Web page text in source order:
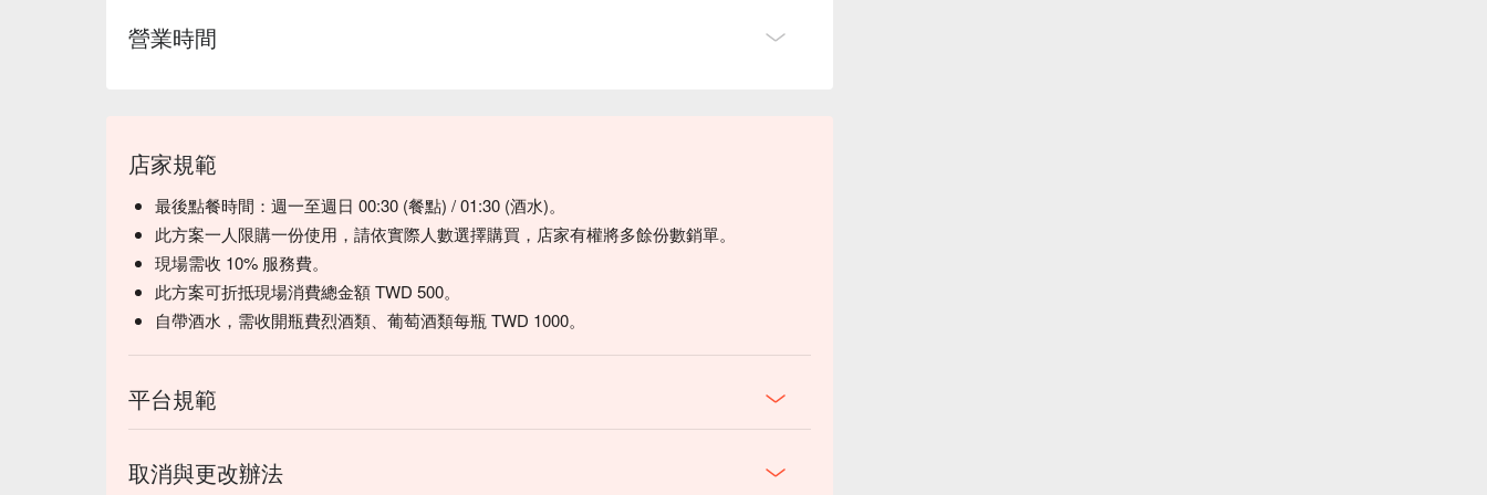
營業時間
店家規範
最後點餐時間：週一至週日 00:30 (餐點) / 01:30 (酒水)。
此方案一人限購一份使用，請依實際人數選擇購買，店家有權將多餘份數銷單。
現場需收 10% 服務費。
此方案可折抵現場消費總金額 TWD 500。
自帶酒水，需收開瓶費烈酒類、葡萄酒類每瓶 TWD 1000。
平台規範
取消與更改辦法